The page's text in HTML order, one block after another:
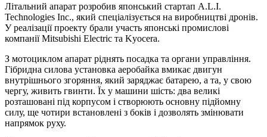
Літальний апарат розробив японський стартап A.L.I.
Technologies Inc., який спеціалізується на виробництві дронів.
У реалізації проекту брали участь японські промислові
компанії Mitsubishi Electric та Kyocera.
З мотоциклом апарат ріднять посадка та органи управління.
Гібридна силова установка аеробайка вмикає двигун
внутрішнього згоряння, який заряджає батарею, а та, у свою
чергу, живить гвинти. Їх у машини шість: два великі
розташовані під корпусом і створюють основну підйомну
силу, ще чотири встановлені з боків і дозволять змінювати
напрямок руху.